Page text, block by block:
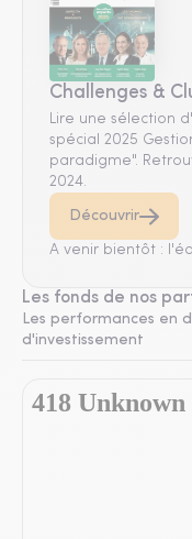
Challenges &
Lire une sélection
spécial 2025
paradigme".
2024.
Découvrir
A venir bientôt :
Les fonds de nos
Les performances en
d'investissement